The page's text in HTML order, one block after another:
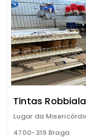
Tintas
Lugar da
4700-319 Braga